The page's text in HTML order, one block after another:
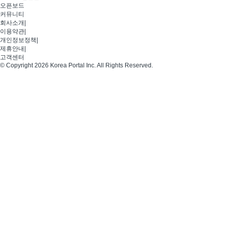
오픈보드
커뮤니티
회사소개
이용약관
개인정보정책
제휴안내
고객센터
© Copyright 2026 Korea Portal Inc. All Rights Reserved.